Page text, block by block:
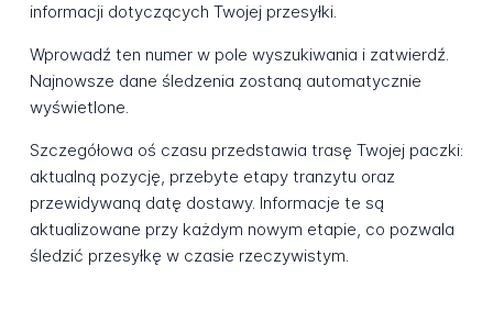
informacji dotyczących Twojej przesyłki.
Wprowadź ten numer w pole wyszukiwania i zatwierdź.
Najnowsze dane śledzenia zostaną automatycznie
wyświetlone.
Szczegółowa oś czasu przedstawia trasę Twojej paczki:
aktualną pozycję, przebyte etapy tranzytu oraz
przewidywaną datę dostawy. Informacje te są
aktualizowane przy każdym nowym etapie, co pozwala
śledzić przesyłkę w czasie rzeczywistym.